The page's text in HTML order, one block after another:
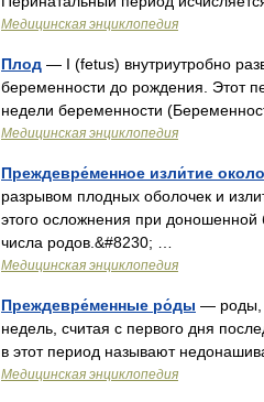
Медицинская энциклопедия
Плод — I (fetus) внутриутробно
беременности до рождения. Этот
недели беременности
Медицинская энциклопедия
Преждевре́менное изли́тие
разрывом плодных оболочек и
этого осложнения при
числа родов.&#8230; …
Медицинская энциклопедия
Преждевре́менные ро́ды — роды,
недель, считая с первого дня
в этот период называют
Медицинская энциклопедия